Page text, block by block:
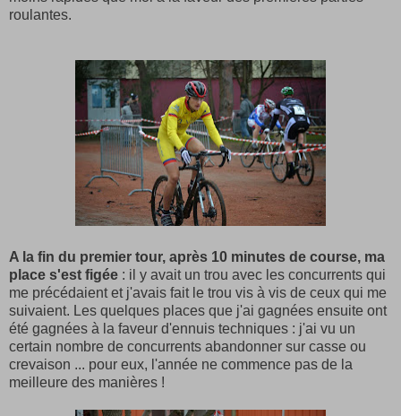
roulantes.
A la fin du premier tour, après 10 minutes de course, ma
place s'est figée : il y avait un trou avec les concurrents qui
me précédaient et j'avais fait le trou vis à vis de ceux qui me
suivaient. Les quelques places que j'ai gagnées ensuite ont
été gagnées à la faveur d'ennuis techniques : j'ai vu un
certain nombre de concurrents abandonner sur casse ou
crevaison ... pour eux, l'année ne commence pas de la
meilleure des manières !